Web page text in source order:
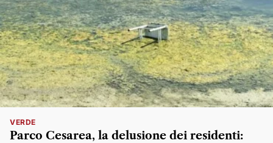
VERDE
Parco Cesarea, la delusione dei residenti: